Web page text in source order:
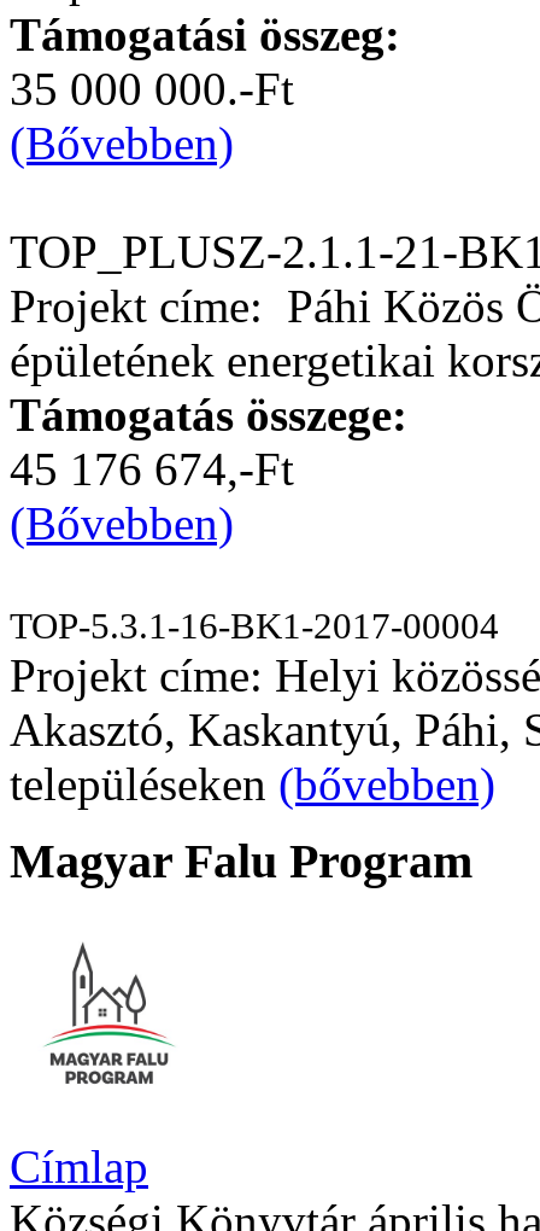
Támogatási összeg:
35 000 000.-Ft
(Bővebben)
TOP_PLUSZ-2.1.1-21-
Projekt címe: Páhi Közös
épületének energetikai
Támogatás összege:
45 176 674,-Ft
(Bővebben)
TOP-5.3.1-16-BK1-2017-00004
Projekt címe: Helyi
Akasztó, Kaskantyú, Páhi,
településeken (bővebben)
Magyar Falu Program
Címlap